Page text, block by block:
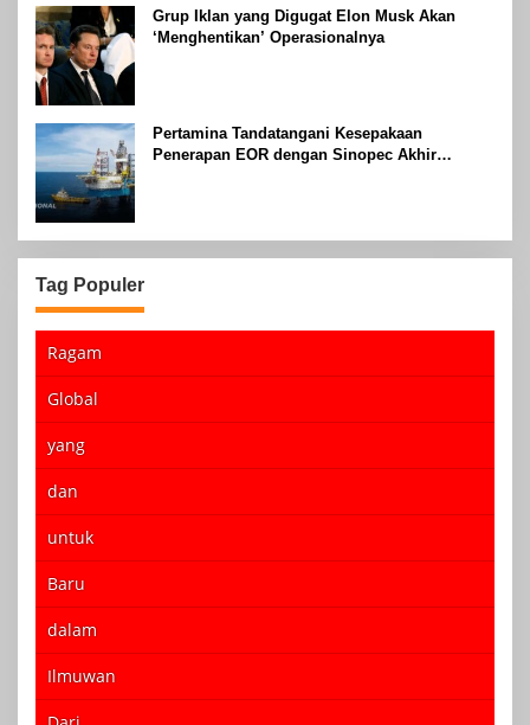
Grup Iklan yang Digugat Elon Musk Akan
‘Menghentikan’ Operasionalnya
Pertamina Tandatangani Kesepakaan
Penerapan EOR dengan Sinopec Akhir
Tag Populer
Ragam
Global
yang
dan
untuk
Baru
dalam
Ilmuwan